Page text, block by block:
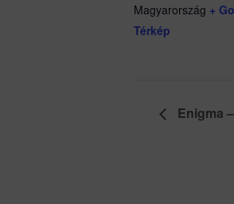
Magyarország +
Térkép
Enigma